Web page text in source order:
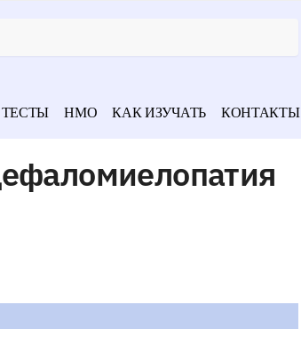
НМО КАК ИЗУЧАТЬ КОНТАКТЫ